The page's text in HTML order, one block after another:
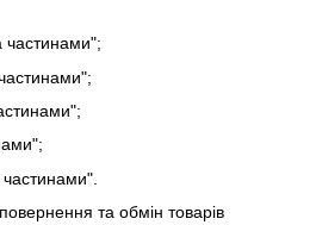
частинами";
та обмін товарів